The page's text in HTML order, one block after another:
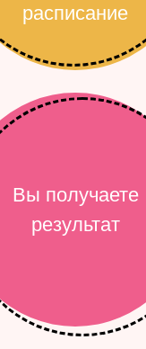
расписание
Вы получаете
результат